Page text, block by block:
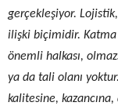
gerçekleşiyor.
ilişki biçimidir.
önemli halkası,
ya da tali olanı
kalitesine,